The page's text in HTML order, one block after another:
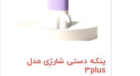
پنکه دستی شارژِی مدل
3plus